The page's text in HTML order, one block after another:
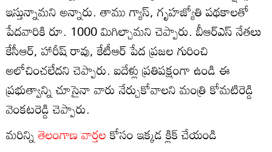
ఇస్తున్నామని అన్నారు. తాము గ్యాస్, గృహజ్యోతి పథకాలతో
పేదవారికి రూ. 1000 మిగిల్చామని చెప్పారు. బీఆర్ఎస్ నేతలు
కేసీఆర్, హారీష్ రావు, కేటీఆర్ పేద ప్రజల గురించి
అలోచించలేదని చెప్పారు. ఐదేళ్లు ప్రతిపక్షంగా ఉండి ఈ
ప్రభుత్వాన్ని చూసైనా వారు నేర్చుకోవాలని మంత్రి కోమటిరెడ్డి
వెంకటరెడ్డి చెప్పారు.
మరిన్నితెలంగాణ వార్తలకోసం ఇక్కడ క్లిక్ చేయండి